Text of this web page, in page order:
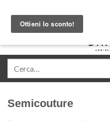
content
Semicouture